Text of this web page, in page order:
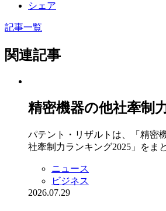
シェア
記事一覧
関連記事
精密機器の他社牽制
パテント・リザルトは、「精密
社牽制力ランキング2025」を
ニュース
ビジネス
2026.07.29